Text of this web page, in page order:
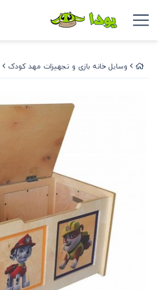
وسایل خانه بازی و تجهیزات مهد کودک